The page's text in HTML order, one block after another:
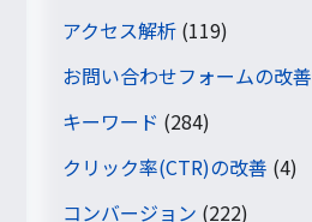
アクセス解析 (119)
お問い合わせフォームの改善
キーワード (284)
クリック率(CTR)の改善 (4)
コンバージョン (222)